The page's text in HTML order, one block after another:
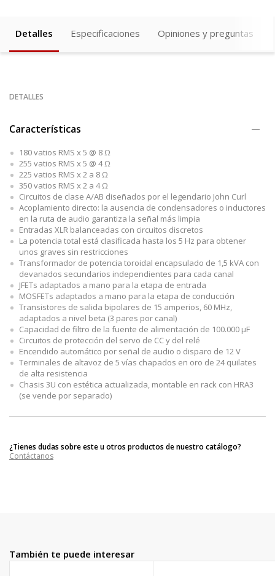
Detalles Especificaciones Opiniones y preguntas
DETALLES
Características
180 vatios RMS x 5 @ 8 Ω
255 vatios RMS x 5 @ 4 Ω
225 vatios RMS x 2 a 8 Ω
350 vatios RMS x 2 a 4 Ω
Circuitos de clase A/AB diseñados por el legendario John Curl
Acoplamiento directo: la ausencia de condensadores o inductores
en la ruta de audio garantiza la señal más limpia
Entradas XLR balanceadas con circuitos discretos
La potencia total está clasificada hasta los 5 Hz para obtener
unos graves sin restricciones
Transformador de potencia toroidal encapsulado de 1,5 kVA con
devanados secundarios independientes para cada canal
JFETs adaptados a mano para la etapa de entrada
MOSFETs adaptados a mano para la etapa de conducción
Transistores de salida bipolares de 15 amperios, 60 MHz,
adaptados a nivel beta (3 pares por canal)
Capacidad de filtro de la fuente de alimentación de 100.000 µF
Circuitos de protección del servo de CC y del relé
Encendido automático por señal de audio o disparo de 12 V
Terminales de altavoz de 5 vías chapados en oro de 24 quilates
de alta resistencia
Chasis 3U con estética actualizada, montable en rack con HRA3
(se vende por separado)
¿Tienes dudas sobre este u otros productos de nuestro catálogo?
Contáctanos
También te puede interesar